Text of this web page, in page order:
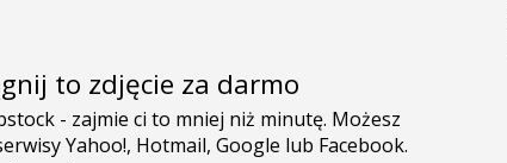
to zdjęcie za darmo